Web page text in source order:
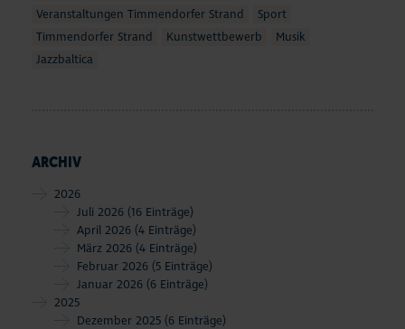
Veranstaltungen Timmendorfer Strand
Sport
Timmendorfer Strand
Kunstwettbewerb
Musik
Jazzbaltica
ARCHIV
2026
Juli 2026 (16 Einträge)
April 2026 (4 Einträge)
März 2026 (4 Einträge)
Februar 2026 (5 Einträge)
Januar 2026 (6 Einträge)
2025
Dezember 2025 (6 Einträge)